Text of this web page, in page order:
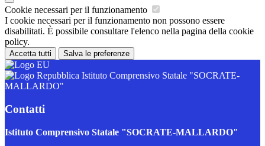
Cookie necessari per il funzionamento
I cookie necessari per il funzionamento non possono essere
disabilitati. È possibile consultare l'elenco nella pagina della cookie
policy.
Accetta tutti Salva le preferenze
Istituto Comprensivo Statale "SOCRATE-
MALLARDO"
Contatti
Istituto Comprensivo Statale "SOCRATE-MALLARDO"